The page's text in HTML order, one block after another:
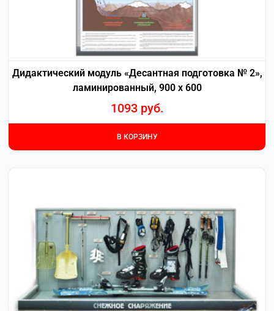
Дидактический модуль «Десантная подготовка № 2»,
ламинированный, 900 х 600
1093 руб.
В КОРЗИНУ